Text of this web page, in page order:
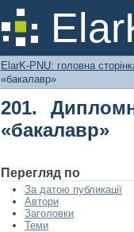
201.
ElarK-PNU: головна
«бакалавр»
201.
«бакалавр»
Перегляд по
За датою публикації
Автори
Заголовки
Теми